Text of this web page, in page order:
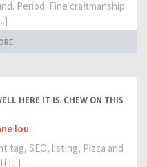
Period. Fine craftmanship
HERE IT IS. CHEW ON THIS
lou
tag, SEO, listing, Pizza and
[...]